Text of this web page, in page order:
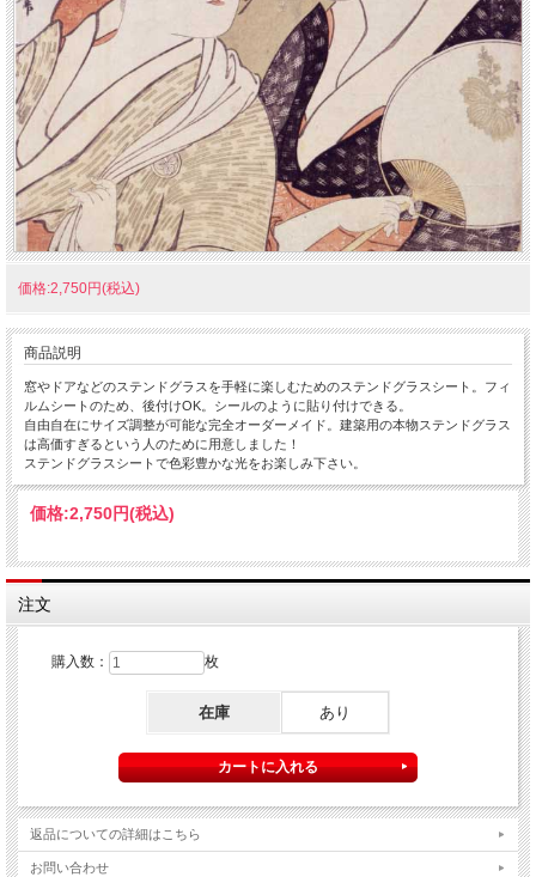
価格:2,750円(税込)
商品説明
窓やドアなどのステンドグラスを手軽に楽しむためのステンドグラスシート。フィ
ルムシートのため、後付けOK。シールのように貼り付けできる。
自由自在にサイズ調整が可能な完全オーダーメイド。建築用の本物ステンドグラス
は高価すぎるという人のために用意しました！
ステンドグラスシートで色彩豊かな光をお楽しみ下さい。
価格:2,750円(税込)
注文
購入数： 枚
在庫 あり
返品についての詳細はこちら
お問い合わせ